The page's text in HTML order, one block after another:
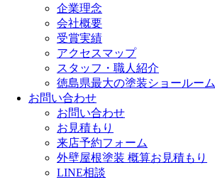
企業理念
会社概要
受賞実績
アクセスマップ
スタッフ・職人紹介
徳島県最大の塗装ショールーム
お問い合わせ
お問い合わせ
お見積もり
来店予約フォーム
外壁屋根塗装 概算お見積もり
LINE相談